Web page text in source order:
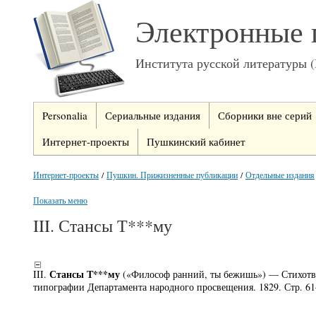
Электронные
Института русской
Personalia Сериальные издания
Сборники вне серий
Интернет-проекты
Пушкинский кабинет
Интернет-проекты /Пушкин. Прижизненные публикации /Отдельные издания
Показать меню
III. Стансы Т***му
III. Стансы Т***му («Философ ранний, ты бежишь») —
типографии Департамента народного просвещения. 1829. Стр.